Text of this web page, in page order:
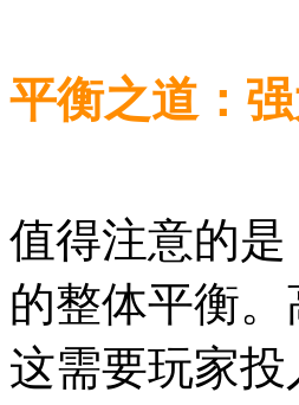
平衡之道：
值得注意的
的整体平衡
这需要玩家